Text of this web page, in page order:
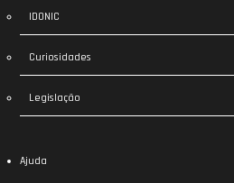
IDONIC
Curiosidades
Legislação
Ajuda